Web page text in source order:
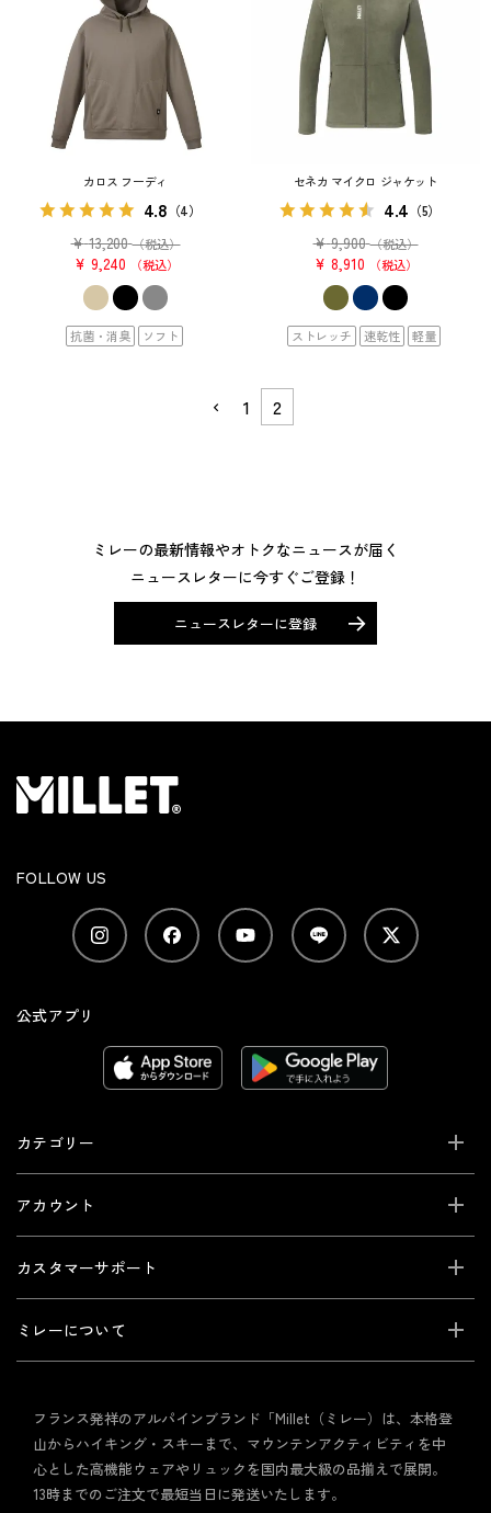
カロス フーディ
4.8 （4）
¥ 13,200 （税込）
¥ 9,240 税込
抗菌・消臭 ソフト
セネカ マイクロ ジャケット
4.4 （5）
¥ 9,900 （税込）
¥ 8,910 税込
ストレッチ 速乾性 軽量
1 2
ミレーの最新情報やオトクなニュースが届く
ニュースレターに今すぐご登録！
ニュースレターに登録
FOLLOW US
公式アプリ
カテゴリー
アカウント
カスタマーサポート
ミレーについて
フランス発祥のアルパインブランド「Millet（ミレー）は、本格登
山からハイキング・スキーまで、マウンテンアクティビティを中
心とした高機能ウェアやリュックを国内最大級の品揃えで展開。
13時までのご注文で最短当日に発送いたします。